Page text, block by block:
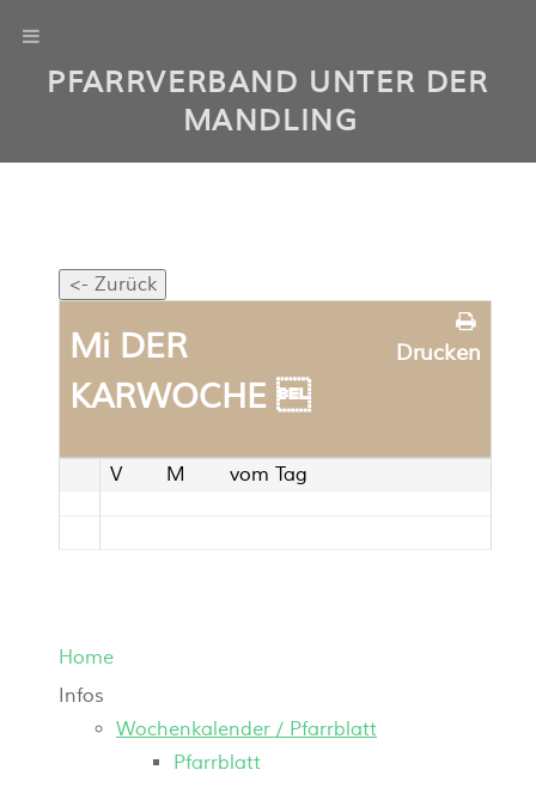
PFARRVERBAND UNTER DER
MANDLING
Drucken
Mi DER
KARWOCHE 
V M vom Tag
Home
Infos
Wochenkalender / Pfarrblatt
Pfarrblatt